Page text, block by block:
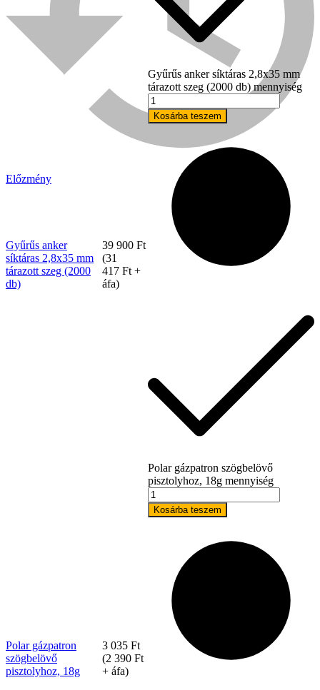
Előzmény
Gyűrűs anker
síktáras 2,8x35 mm
tárazott szeg (2000
db)
39 900 Ft
(31
417 Ft +
áfa)
Gyűrűs anker síktáras 2,8x35 mm
tárazott szeg (2000 db) mennyiség
Kosárba teszem
Polar gázpatron
szögbelövő
pisztolyhoz, 18g
3 035 Ft
(2 390 Ft
+ áfa)
Polar gázpatron szögbelövő
pisztolyhoz, 18g mennyiség
Kosárba teszem